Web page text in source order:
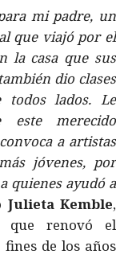
mi padre, un
que viajó por el
la casa que sus
dio clases
todos lados. Le
este merecido
a artistas
jóvenes, por
quienes ayudó a
Julieta Kemble,
que renovó el
de los años